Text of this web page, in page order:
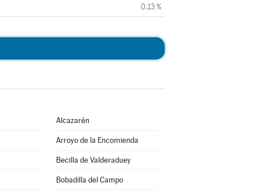
0,13 %
Alcazarén
Arroyo de la Encomienda
Becilla de Valderaduey
Bobadilla del Campo